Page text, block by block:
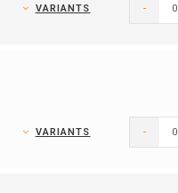
VARIANTS -
VARIANTS -